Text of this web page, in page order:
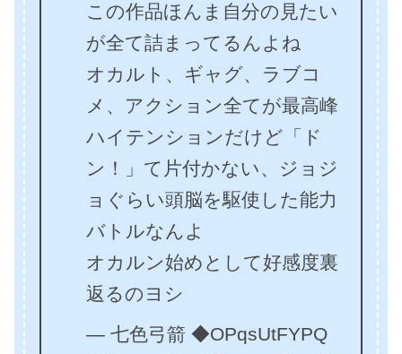
この作品ほんま自分の見たい
が全て詰まってるんよね
オカルト、ギャグ、ラブコ
メ、アクション全てが最高峰
ハイテンションだけど「ド
ン！」て片付かない、ジョジ
ョぐらい頭脳を駆使した能力
バトルなんよ
オカルン始めとして好感度裏
返るのヨシ
— 七色弓箭 ◆OPqsUtFYPQ